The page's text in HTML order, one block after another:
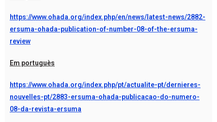
https://www.ohada.org/index.php/en/news/latest-news/2882-
ersuma-ohada-publication-of-number-08-of-the-ersuma-
review
Em portuguès
https://www.ohada.org/index.php/pt/actualite-pt/dernieres-
nouvelles-pt/2883-ersuma-ohada-publicacao-do-numero-
08-da-revista-ersuma